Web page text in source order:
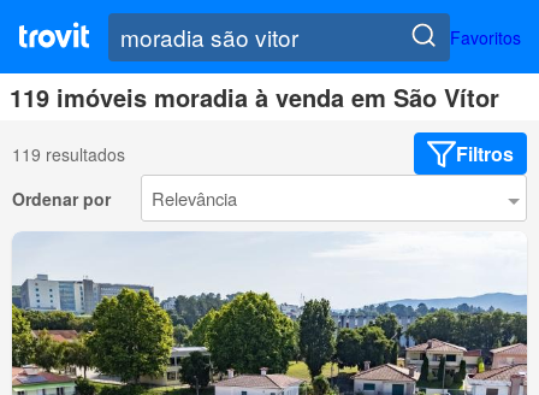
Favoritos
119 imóveis moradia à venda em São Vítor
119 resultados Filtros
Ordenar por